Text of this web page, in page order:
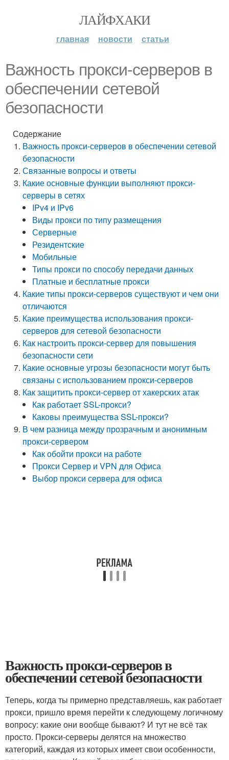
ЛАЙФХАКИ
главная новости статьи
Важность прокси-серверов в
обеспечении сетевой
безопасности
Содержание
Важность прокси-серверов в обеспечении сетевой
безопасности
Связанные вопросы и ответы
Какие основные функции выполняют прокси-
серверы в сетях
IPv4 и IPv6
Виды прокси по типу размещения
Серверные
Резидентские
Мобильные
Типы прокси по способу передачи данных
Платные и бесплатные прокси
Какие типы прокси-серверов существуют и чем они
отличаются
Какие преимущества использования прокси-
серверов для сетевой безопасности
Как настроить прокси-сервер для повышения
безопасности сети
Какие основные угрозы безопасности могут быть
связаны с использованием прокси-серверов
Как защитить прокси-сервер от хакерских атак
Как работает SSL-прокси?
Каковы преимущества SSL-прокси?
В чем разница между прозрачным и анонимным
прокси-сервером
Как обойти прокси на работе
Прокси Сервер и VPN для Офиса
Выбор прокси сервера для офиса
Важность прокси-серверов в
обеспечении сетевой безопасности
Теперь, когда ты примерно представляешь, как работает
прокси, пришло время перейти к следующему логичному
вопросу: какие они вообще бывают? И тут не всё так
просто. Прокси‑серверы делятся на множество
категорий, каждая из которых имеет свои особенности,